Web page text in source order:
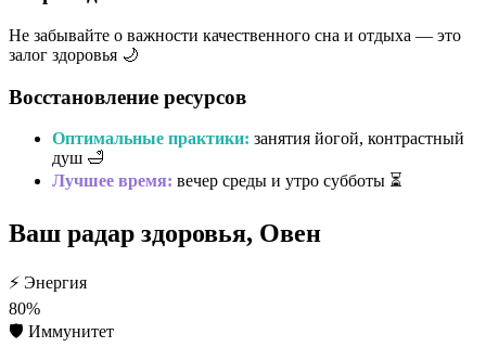
Не забывайте о важности качественного сна и отдыха — это
залог здоровья 🌙
Восстановление ресурсов
Оптимальные практики: занятия йогой, контрастный
душ 🛁
Лучшее время: вечер среды и утро субботы ⏳
Ваш радар здоровья, Овен
⚡ Энергия
80%
🛡️ Иммунитет